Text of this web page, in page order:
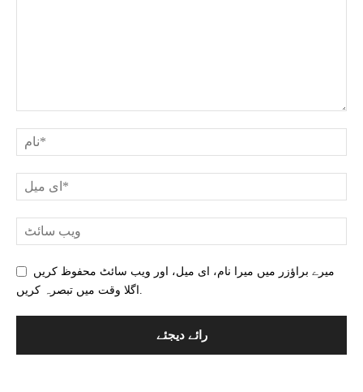
میرے براؤزر میں میرا نام، ای میل، اور ویب سائٹ محفوظ کریں